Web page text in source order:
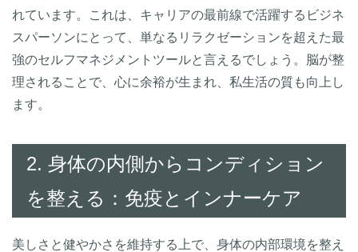
れています。これは、キャリアの最前線で活躍するビジネ
スパーソンにとって、単なるリラクゼーションを超えた最
強のセルフマネジメントツールと言えるでしょう。脳が整
理されることで、心に余裕が生まれ、私生活の質も向上し
ます。
2. 身体の内側からコンディション
を整える：免疫とインナーケア
美しさと健やかさを維持する上で、身体の内部環境を整え